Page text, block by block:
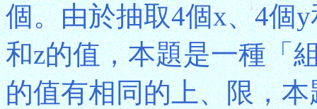
個。由於抽取4個x、4個
和z的值，本題是一種「
的值有相同的上、限，